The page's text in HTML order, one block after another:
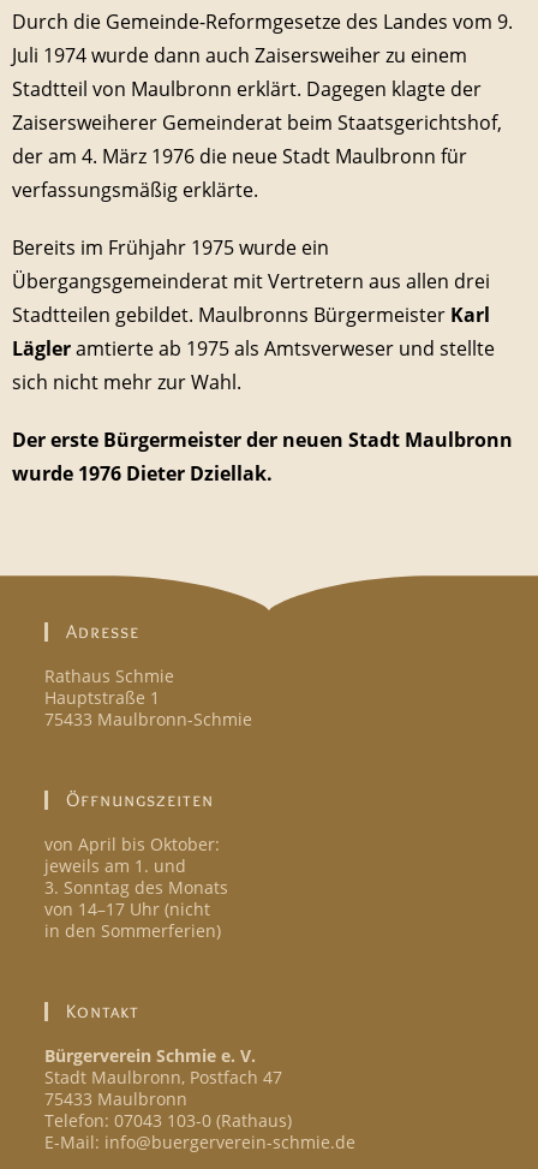
Durch die Gemeinde-Reformgesetze des Landes vom 9.
Juli 1974 wurde dann auch Zaisersweiher zu einem
Stadtteil von Maulbronn erklärt. Dagegen klagte der
Zaisersweiherer Gemeinderat beim Staatsgerichtshof,
der am 4. März 1976 die neue Stadt Maulbronn für
verfassungsmäßig erklärte.
Bereits im Frühjahr 1975 wurde ein
Übergangsgemeinderat mit Vertretern aus allen drei
Stadtteilen gebildet. Maulbronns Bürgermeister Karl
Lägleramtierte ab 1975 als Amtsverweser und stellte
sich nicht mehr zur Wahl.
Der erste Bürgermeister der neuen Stadt Maulbronn
wurde 1976 Dieter Dziellak.
Adresse
Rathaus Schmie
Hauptstraße 1
75433 Maulbronn-Schmie
Öffnungszeiten
von April bis Oktober:
jeweils am 1. und
3. Sonntag des Monats
von 14–17 Uhr (nicht
in den Sommerferien)
Kontakt
Bürgerverein Schmie e. V.
Stadt Maulbronn, Postfach 47
75433 Maulbronn
Telefon: 07043 103-0 (Rathaus)
E-Mail: info@buergerverein-schmie.de